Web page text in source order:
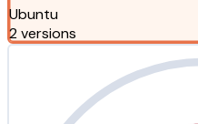
Ubuntu
2 versions